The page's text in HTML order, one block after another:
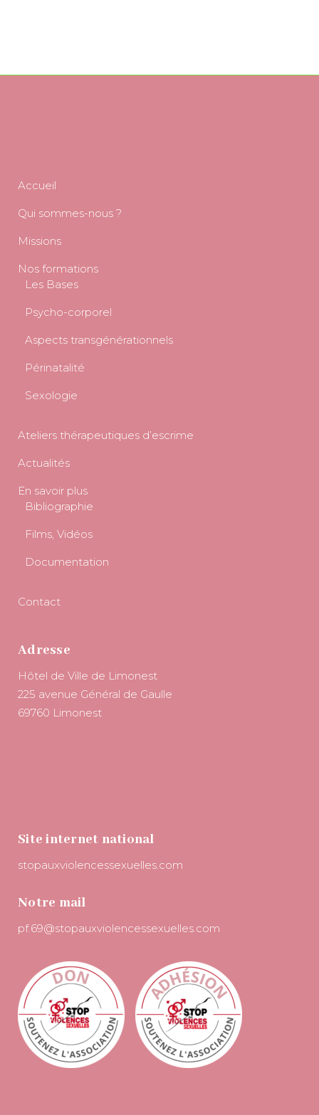
Accueil
Qui sommes-nous ?
Missions
Nos formations
Les Bases
Psycho-corporel
Aspects transgénérationnels
Périnatalité
Sexologie
Ateliers thérapeutiques d’escrime
Actualités
En savoir plus
Bibliographie
Films, Vidéos
Documentation
Contact
Adresse
Hôtel de Ville de Limonest
225 avenue Général de Gaulle
69760 Limonest
Site internet national
stopauxviolencessexuelles.com
Notre mail
pf.69@stopauxviolencessexuelles.com